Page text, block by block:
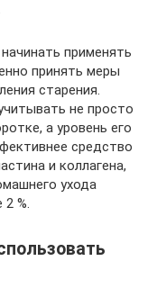
применять
принять меры
старения.
не просто
а уровень его
средство
и коллагена,
ухода
%.